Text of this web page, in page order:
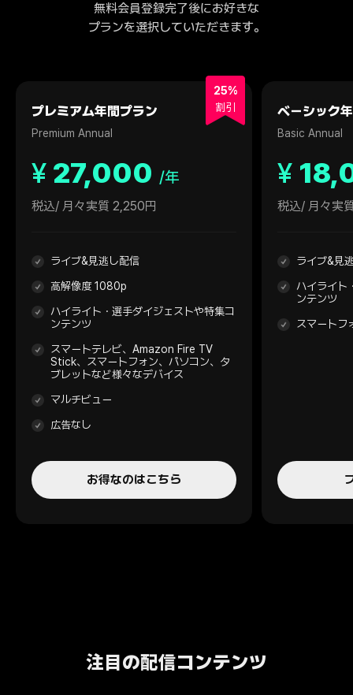
無料会員登録完了後にお好きな
プランを選択していただきます。
25%
割引
プレミアム年間プラン
Premium Annual
¥ 27,000 /年
税込/ 月々実質 2,250円
ライブ&見逃し配信
高解像度 1080p
ハイライト・選手ダイジェストや特集コ
ンテンツ
スマートテレビ、Amazon Fire TV
Stick、スマートフォン、パソコン、タ
ブレットなど様々なデバイス
マルチビュー
広告なし
お得なのはこちら
ベーシック
Basic Annual
¥
税込/ 月々実
ライブ&見
ハイライト
ンテンツ
スマートフ
注目の配信コンテンツ